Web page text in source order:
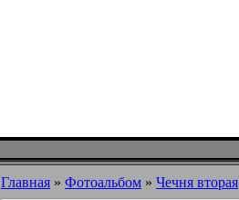
Главная » Фотоальбом » Чечня вторая